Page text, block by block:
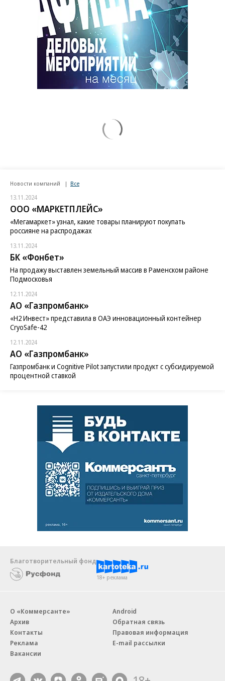
Новости компаний Все
13.11.2024
ООО «МАРКЕТПЛЕЙС»
«Мегамаркет» узнал, какие товары планируют покупать
россияне на распродажах
13.11.2024
БК «Фонбет»
На продажу выставлен земельный массив в Раменском районе
Подмосковья
12.11.2024
АО «Газпромбанк»
«H2 Инвест» представила в ОАЭ инновационный контейнер
CryoSafe-42
12.11.2024
АО «Газпромбанк»
Газпромбанк и Cognitive Pilot запустили продукт с субсидируемой
процентной ставкой
Благотворительный фонд
18+ реклама
О «Коммерсанте»
Архив
Контакты
Реклама
Вакансии
Android
Обратная связь
Правовая информация
E-mail рассылки